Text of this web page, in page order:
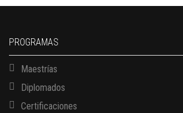
PROGRAMAS
Maestrías
Diplomados
Certificaciones